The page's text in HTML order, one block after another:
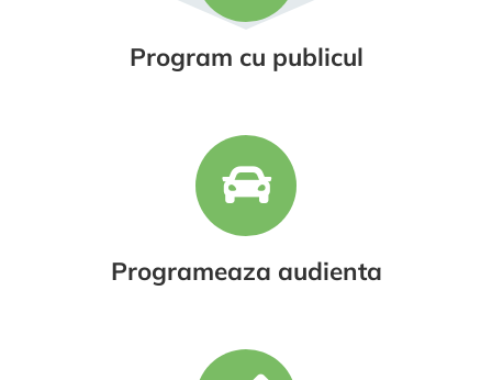
Program cu publicul
Programeaza audienta